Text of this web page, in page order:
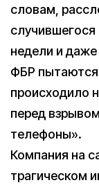
словам,
случившегося
недели и
ФБР пытаются
происходило
перед
телефоны».
Компания на
трагическом